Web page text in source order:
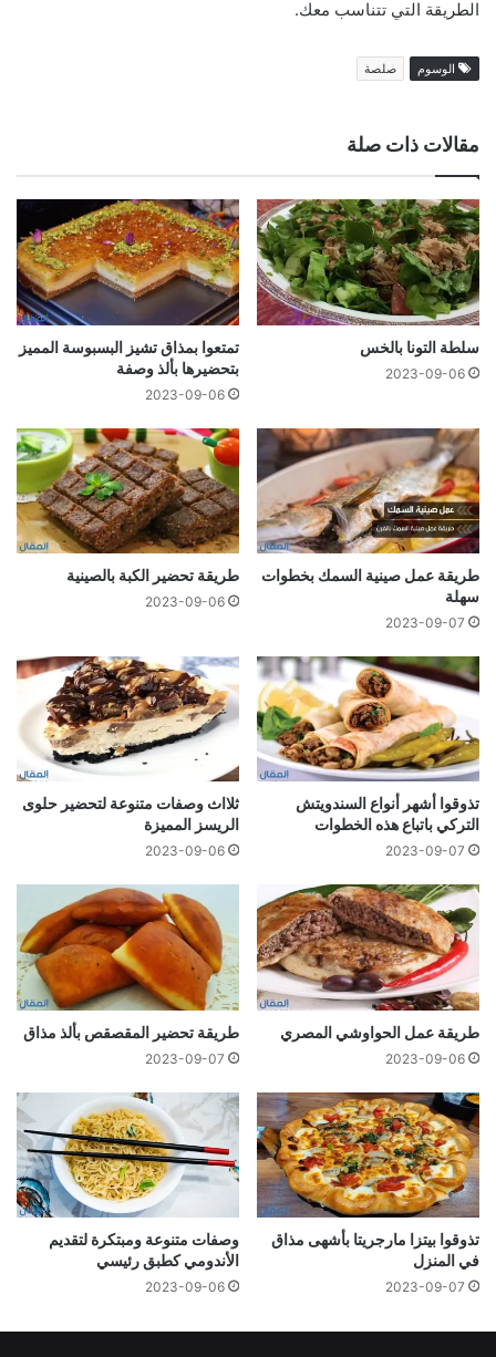
الطريقة التي تتناسب معك.
الوسوم صلصة
مقالات ذات صلة
سلطة التونا بالخس
2023-09-06
تمتعوا بمذاق تشيز البسبوسة المميز
بتحضيرها بألذ وصفة
2023-09-06
طريقة عمل صينية السمك بخطوات
سهلة
2023-09-07
طريقة تحضير الكبة بالصينية
2023-09-06
تذوقوا أشهر أنواع السندويتش
التركي باتباع هذه الخطوات
2023-09-07
ثلااث وصفات متنوعة لتحضير حلوى
الريسز المميزة
2023-09-06
طریقة عمل الحواوشي المصري
2023-09-06
طريقة تحضير المقصقص بألذ مذاق
2023-09-07
تذوقوا بيتزا مارجريتا بأشهى مذاق
في المنزل
2023-09-07
وصفات متنوعة ومبتكرة لتقديم
الأندومي كطبق رئيسي
2023-09-06